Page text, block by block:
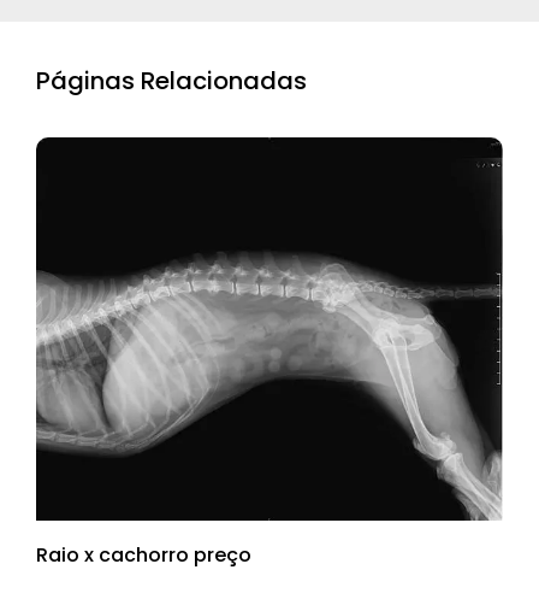
Páginas Relacionadas
Raio x cachorro preço